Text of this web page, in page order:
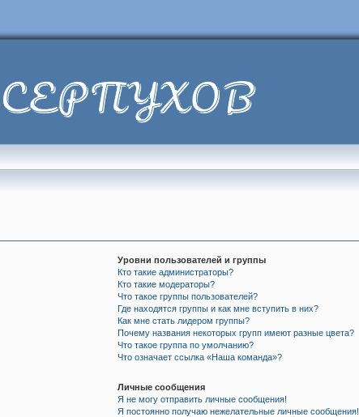
Уровни пользователей и группы
Кто такие администраторы?
Кто такие модераторы?
Что такое группы пользователей?
Где находятся группы и как мне вступить в них?
Как мне стать лидером группы?
Почему названия некоторых групп имеют разные цвета?
Что такое группа по умолчанию?
Что означает ссылка «Наша команда»?
Личные сообщения
Я не могу отправить личные сообщения!
Я постоянно получаю нежелательные личные сообщения!